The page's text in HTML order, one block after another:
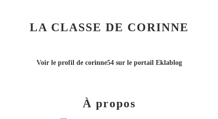
LA CLASSE DE CORINNE
Voir le profil de corinne54sur le portail Eklablog
À propos